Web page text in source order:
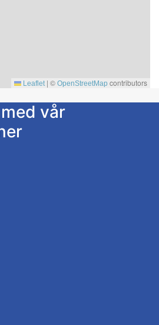
Leaflet | © OpenStreetMap contributors
vår